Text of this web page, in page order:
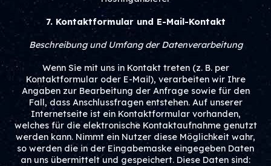
7. Kontaktformular und E-Mail-Kontakt
Beschreibung und Umfang der Datenverarbeitung
Wenn Sie mit uns in Kontakt treten (z. B. per
Kontaktformular oder E-Mail), verarbeiten wir Ihre
Angaben zur Bearbeitung der Anfrage sowie für den
Fall, dass Anschlussfragen entstehen. Auf unserer
Internetseite ist ein Kontaktformular vorhanden,
welches für die elektronische Kontaktaufnahme genutzt
werden kann. Nimmt ein Nutzer diese Möglichkeit wahr,
so werden die in der Eingabemaske eingegeben Daten
an uns übermittelt und gespeichert. Diese Daten sind: